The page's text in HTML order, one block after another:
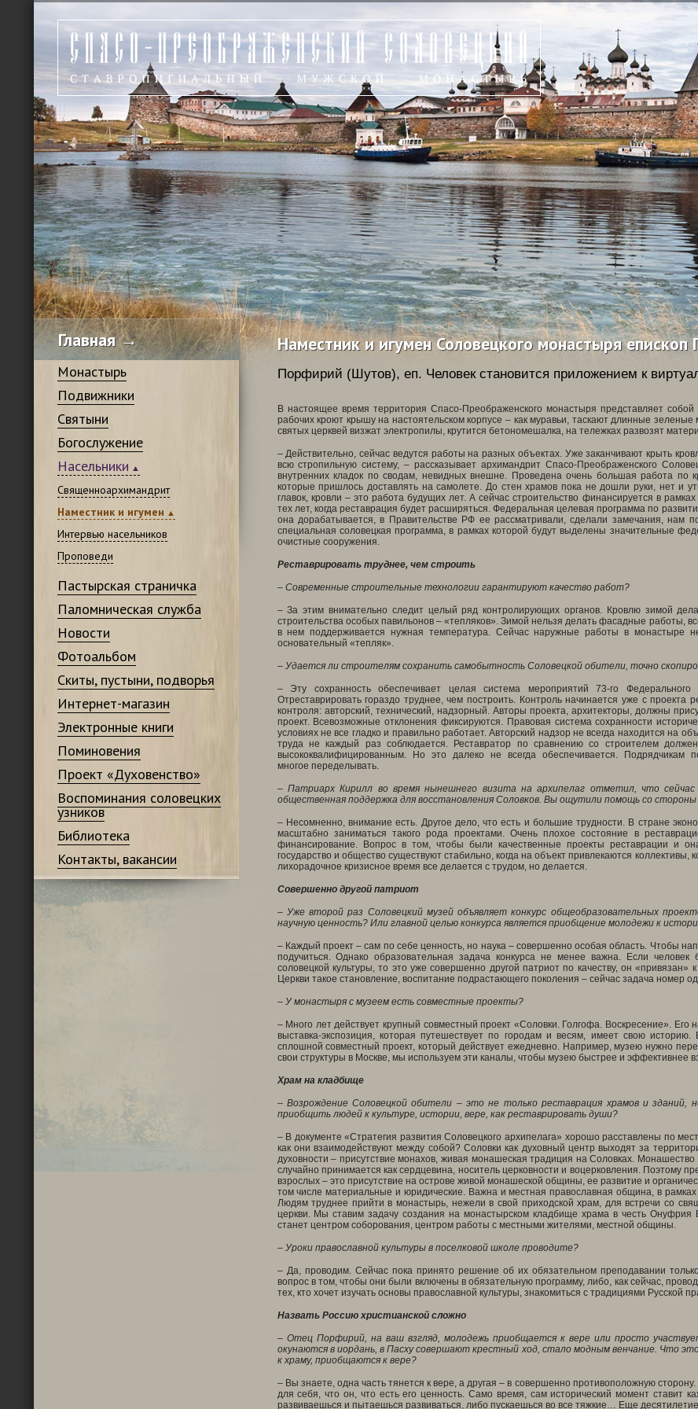
Главная →
Монастырь
Подвижники
Святыни
Богослужение
Насельники
Священноархимандрит
Наместник и игумен
Интервью насельников
Проповеди
Пастырская страничка
Паломническая служба
Новости
Фотоальбом
Скиты, пустыни, подворья
Интернет-магазин
Электронные книги
Поминовения
Проект «Духовенство»
Воспоминания соловецких
узников
Библиотека
Контакты, вакансии
Наместник и игумен Соловецкого монастыря
Порфирий (Шутов), еп. Человек становится приложением к
В настоящее время территория Спасо-Преображенского монастыря представляет
рабочих кроют крышу на настоятельском корпусе – как муравьи, таскают длинные
святых церквей визжат электропилы, крутится бетономешалка, на тележках развозят
– Действительно, сейчас ведутся работы на разных объектах. Уже заканчивают крыть
всю стропильную систему, – рассказывает архимандрит Спасо-Преображенского
внутренних кладок по сводам, невидных внешне. Проведена очень большая работа по
которые пришлось доставлять на самолете. До стен храмов пока не дошли руки, нет и
главок, кровли – это работа будущих лет. А сейчас строительство финансируется в
тех лет, когда реставрация будет расширяться. Федеральная целевая программа по
она дорабатывается, в Правительстве РФ ее рассматривали, сделали замечания, нам
специальная соловецкая программа, в рамках которой будут выделены значительные
очистные сооружения.
Реставрировать труднее, чем строить
– Современные строительные технологии гарантируют качество работ?
– За этим внимательно следит целый ряд контролирующих органов. Кровлю зимой
строительства особых павильонов – «тепляков». Зимой нельзя делать фасадные работы,
в нем поддерживается нужная температура. Сейчас наружные работы в монастыре
основательный «тепляк».
– Удается ли строителям сохранить самобытность Соловецкой обители, точно
– Эту сохранность обеспечивает целая система мероприятий 73-го
Отреставрировать гораздо труднее, чем построить. Контроль начинается уже с проекта
контроля: авторский, технический, надзорный. Авторы проекта, архитекторы, должны
проект. Всевозможные отклонения фиксируются. Правовая система сохранности
условиях не все гладко и правильно работает. Авторский надзор не всегда находится на
труда не каждый раз соблюдается. Реставратор по сравнению со строителем
высококвалифицированным. Но это далеко не всегда обеспечивается. Подрядчикам
многое переделывать.
– Патриарх Кирилл во время нынешнего визита на архипелаг отметил, что
общественная поддержка для восстановления Соловков. Вы ощутили помощь со стороны
– Несомненно, внимание есть. Другое дело, что есть и большие трудности. В стране
масштабно заниматься такого рода проектами. Очень плохое состояние в
финансирование. Вопрос в том, чтобы были качественные проекты реставрации и
государство и общество существуют стабильно, когда на объект привлекаются
лихорадочное кризисное время все делается с трудом, но делается.
Совершенно другой патриот
– Уже второй раз Соловецкий музей объявляет конкурс общеобразовательных
научную ценность? Или главной целью конкурса является приобщение молодежи к
– Каждый проект – сам по себе ценность, но наука – совершенно особая область. Чтобы
подучиться. Однако образовательная задача конкурса не менее важна. Если
соловецкой культуры, то это уже совершенно другой патриот по качеству, он «привязан»
Церкви такое становление, воспитание подрастающего поколения – сейчас задача номер
– У монастыря с музеем есть совместные проекты?
– Много лет действует крупный совместный проект «Соловки. Голгофа. Воскресение».
выставка-экспозиция, которая путешествует по городам и весям, имеет свою
сплошной совместный проект, который действует ежедневно. Например, музею нужно
свои структуры в Москве, мы используем эти каналы, чтобы музею быстрее и эффективнее
Храм на кладбище
– Возрождение Соловецкой обители – это не только реставрация храмов и зданий,
приобщить людей к культуре, истории, вере, как реставрировать души?
– В документе «Стратегия развития Соловецкого архипелага» хорошо расставлены по
как они взаимодействуют между собой? Соловки как духовный центр выходят за
духовности – присутствие монахов, живая монашеская традиция на Соловках.
случайно принимается как сердцевина, носитель церковности и воцерковления. Поэтому
взрослых – это присутствие на острове живой монашеской общины, ее развитие и
том числе материальные и юридические. Важна и местная православная община, в
Людям труднее прийти в монастырь, нежели в свой приходской храм, для встречи со
церкви. Мы ставим задачу создания на монастырском кладбище храма в честь
станет центром соборования, центром работы с местными жителями, местной общины.
– Уроки православной культуры в поселковой школе проводите?
– Да, проводим. Сейчас пока принято решение об их обязательном преподавании
вопрос в том, чтобы они были включены в обязательную программу, либо, как сейчас,
тех, кто хочет изучать основы православной культуры, знакомиться с традициями Русской
Назвать Россию христианской сложно
– Отец Порфирий, на ваш взгляд, молодежь приобщается к вере или просто
окунаются в иордань, в Пасху совершают крестный ход, стало модным венчание. Что
к храму, приобщаются к вере?
– Вы знаете, одна часть тянется к вере, а другая – в совершенно противоположную
для себя, что он, что есть его ценность. Само время, сам исторический момент ставит
развиваешься и пытаешься развиваться, либо пускаешься во все тяжкие… Еще